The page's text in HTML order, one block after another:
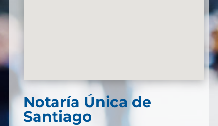
Notaría Única de
Santiago